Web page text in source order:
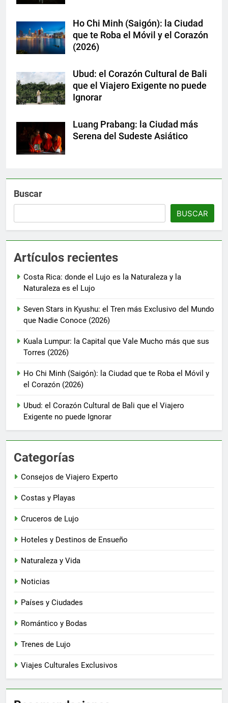
Ho Chi Minh (Saigón): la Ciudad
que te Roba el Móvil y el Corazón
(2026)
Ubud: el Corazón Cultural de Bali
que el Viajero Exigente no puede
Ignorar
Luang Prabang: la Ciudad más
Serena del Sudeste Asiático
Buscar
BUSCAR
Artículos recientes
Costa Rica: donde el Lujo es la Naturaleza y la
Naturaleza es el Lujo
Seven Stars in Kyushu: el Tren más Exclusivo del Mundo
que Nadie Conoce (2026)
Kuala Lumpur: la Capital que Vale Mucho más que sus
Torres (2026)
Ho Chi Minh (Saigón): la Ciudad que te Roba el Móvil y
el Corazón (2026)
Ubud: el Corazón Cultural de Bali que el Viajero
Exigente no puede Ignorar
Categorías
Consejos de Viajero Experto
Costas y Playas
Cruceros de Lujo
Hoteles y Destinos de Ensueño
Naturaleza y Vida
Noticias
Países y Ciudades
Romántico y Bodas
Trenes de Lujo
Viajes Culturales Exclusivos